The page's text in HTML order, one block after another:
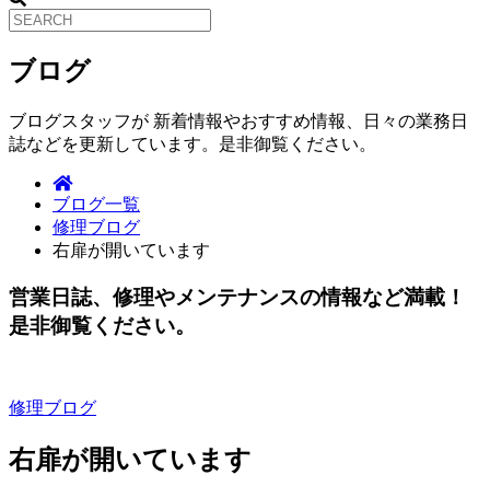
ブログ
ブログスタッフが 新着情報やおすすめ情報、日々の業務日
誌などを更新しています。是非御覧ください。
ブログ一覧
修理ブログ
右扉が開いています
営業日誌、修理やメンテナンスの情報など満載！
是非御覧ください。
修理ブログ
右扉が開いています